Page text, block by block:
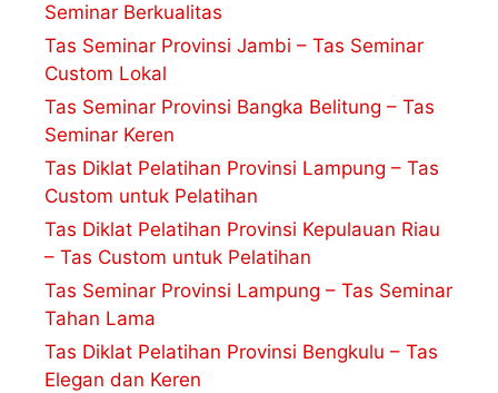
Seminar Berkualitas
Tas Seminar Provinsi Jambi – Tas Seminar
Custom Lokal
Tas Seminar Provinsi Bangka Belitung – Tas
Seminar Keren
Tas Diklat Pelatihan Provinsi Lampung – Tas
Custom untuk Pelatihan
Tas Diklat Pelatihan Provinsi Kepulauan Riau
– Tas Custom untuk Pelatihan
Tas Seminar Provinsi Lampung – Tas Seminar
Tahan Lama
Tas Diklat Pelatihan Provinsi Bengkulu – Tas
Elegan dan Keren